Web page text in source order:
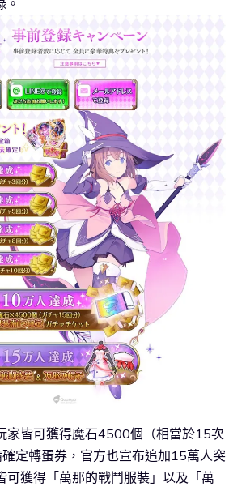
。
家皆可獲得魔石4500個（相當於15次
定轉蛋券，官方也宣布追加15萬人突
可獲得「萬那的戰鬥服裝」以及「萬